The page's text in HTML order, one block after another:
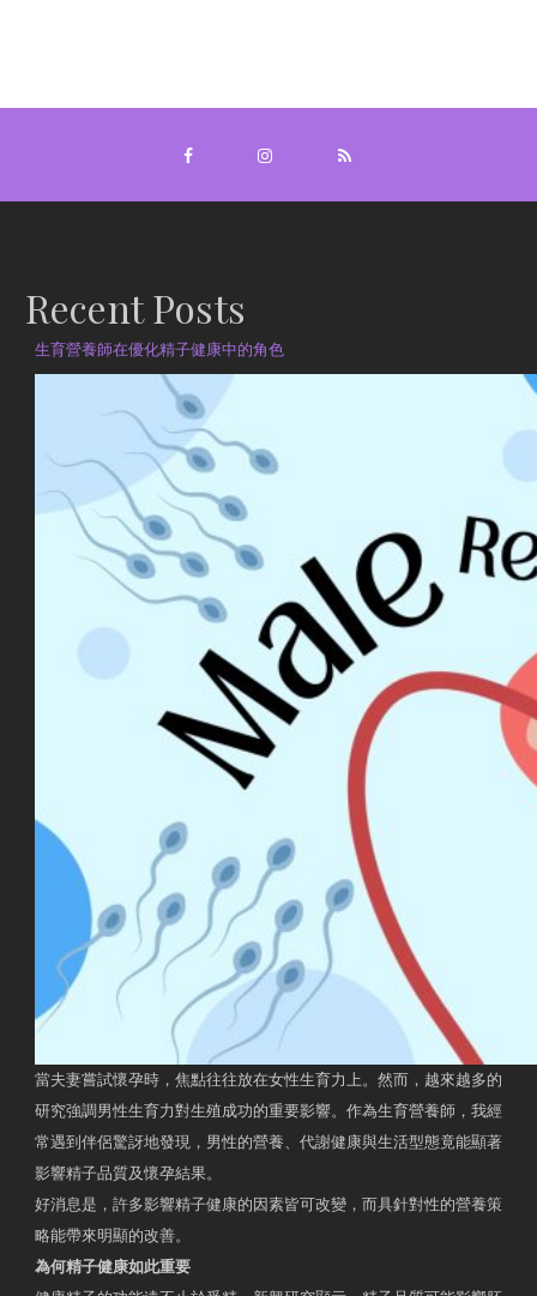
Recent Posts
生育營養師在優化精子健康中的角色
當夫妻嘗試懷孕時，焦點往往放在女性生育力上。然而，越來越多的
研究強調男性生育力對生殖成功的重要影響。作為生育營養師，我經
常遇到伴侶驚訝地發現，男性的營養、代謝健康與生活型態竟能顯著
影響精子品質及懷孕結果。
好消息是，許多影響精子健康的因素皆可改變，而具針對性的營養策
略能帶來明顯的改善。
為何精子健康如此重要